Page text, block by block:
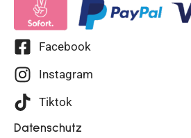
Facebook
Instagram
Tiktok
Datenschutz